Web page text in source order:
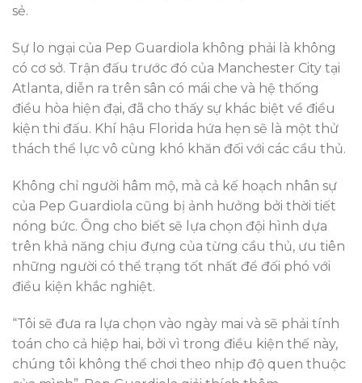
sẻ.
Sự lo ngại của Pep Guardiola không phải là không
có cơ sở. Trận đấu trước đó của Manchester City tại
Atlanta, diễn ra trên sân có mái che và hệ thống
điều hòa hiện đại, đã cho thấy sự khác biệt về điều
kiện thi đấu. Khí hậu Florida hứa hẹn sẽ là một thử
thách thể lực vô cùng khó khăn đối với các cầu thủ.
Không chỉ người hâm mộ, mà cả kế hoạch nhân sự
của Pep Guardiola cũng bị ảnh hưởng bởi thời tiết
nóng bức. Ông cho biết sẽ lựa chọn đội hình dựa
trên khả năng chịu đựng của từng cầu thủ, ưu tiên
những người có thể trạng tốt nhất để đối phó với
điều kiện khắc nghiệt.
“Tôi sẽ đưa ra lựa chọn vào ngày mai và sẽ phải tính
toán cho cả hiệp hai, bởi vì trong điều kiện thế này,
chúng tôi không thể chơi theo nhịp độ quen thuộc